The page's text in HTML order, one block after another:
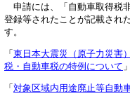
申請には、「自動車取得税
登録等されたことが記載され
す。
「 東日本大震災（原子力災害
税・自動車税の特例について 」
「 対象区域内用途廃止等自動